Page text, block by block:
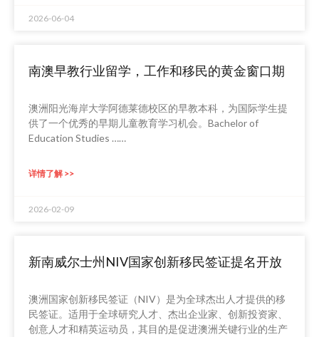
2026-06-04
南澳早教行业留学，工作和移民的黄金窗口期
澳洲阳光海岸大学阿德莱德校区的早教本科，为国际学生提
供了一个优秀的早期儿童教育学习机会。Bachelor of
Education Studies ……
详情了解 >>
2026-02-09
新南威尔士州NIV国家创新移民签证提名开放
澳洲国家创新移民签证（NIV）是为全球杰出人才提供的移
民签证。适用于全球研究人才、杰出企业家、创新投资家、
创意人才和精英运动员，其目的是促进澳洲关键行业的生产